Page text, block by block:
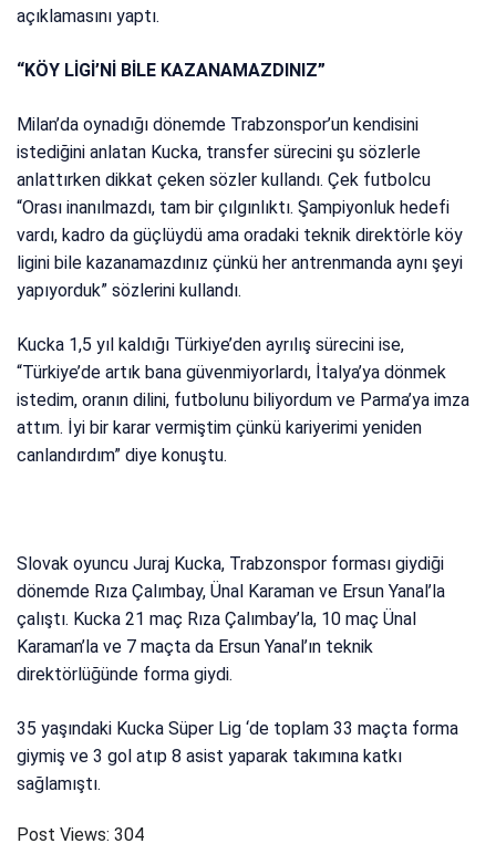
açıklamasını yaptı.
“KÖY LİGİ’Nİ BİLE KAZANAMAZDINIZ”
Milan’da oynadığı dönemde Trabzonspor’un kendisini
istediğini anlatan Kucka, transfer sürecini şu sözlerle
anlattırken dikkat çeken sözler kullandı. Çek futbolcu
“Orası inanılmazdı, tam bir çılgınlıktı. Şampiyonluk hedefi
vardı, kadro da güçlüydü ama oradaki teknik direktörle köy
ligini bile kazanamazdınız çünkü her antrenmanda aynı şeyi
yapıyorduk” sözlerini kullandı.
Kucka 1,5 yıl kaldığı Türkiye’den ayrılış sürecini ise,
“Türkiye’de artık bana güvenmiyorlardı, İtalya’ya dönmek
istedim, oranın dilini, futbolunu biliyordum ve Parma’ya imza
attım. İyi bir karar vermiştim çünkü kariyerimi yeniden
canlandırdım” diye konuştu.
Slovak oyuncu Juraj Kucka, Trabzonspor forması giydiği
dönemde Rıza Çalımbay, Ünal Karaman ve Ersun Yanal’la
çalıştı. Kucka 21 maç Rıza Çalımbay’la, 10 maç Ünal
Karaman’la ve 7 maçta da Ersun Yanal’ın teknik
direktörlüğünde forma giydi.
35 yaşındaki Kucka Süper Lig ‘de toplam 33 maçta forma
giymiş ve 3 gol atıp 8 asist yaparak takımına katkı
sağlamıştı.
Post Views: 304